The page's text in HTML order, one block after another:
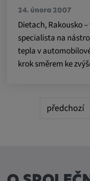
24. února 2007
Dietach, Rakousko
specialista na
tepla v
krok směrem ke
předchozí